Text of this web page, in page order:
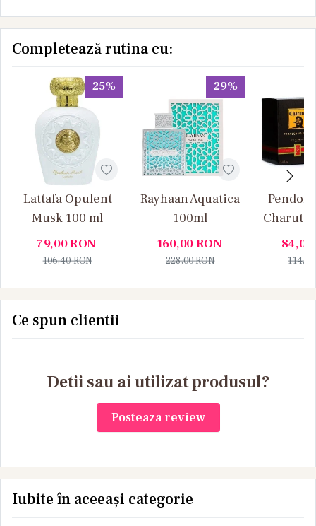
Completează rutina cu:
25%
Lattafa Opulent
Musk 100 ml
79,00RON
106,40RON
29%
Rayhaan Aquatica
100ml
160,00RON
228,00RON
Charuto
84,00
Ce spun clientii
Detii sau ai utilizat produsul?
Posteaza review
Iubite în aceeași categorie